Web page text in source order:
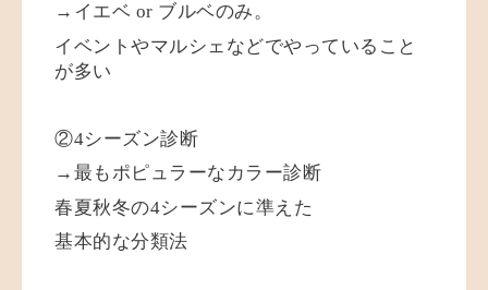
→イエベ or ブルベのみ。
イベントやマルシェなどでやっていること
が多い
②4シーズン診断
→最もポピュラーなカラー診断
春夏秋冬の4シーズンに準えた
基本的な分類法